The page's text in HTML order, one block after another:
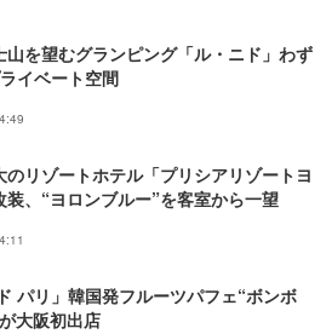
山を望むグランピング「ル・ニド」わず
イベート空間
のリゾートホテル「プリシアリゾートヨ
装、“ヨロンブルー”を客室から一望
パリ」韓国発フルーツパフェ“ボンボ
大阪初出店